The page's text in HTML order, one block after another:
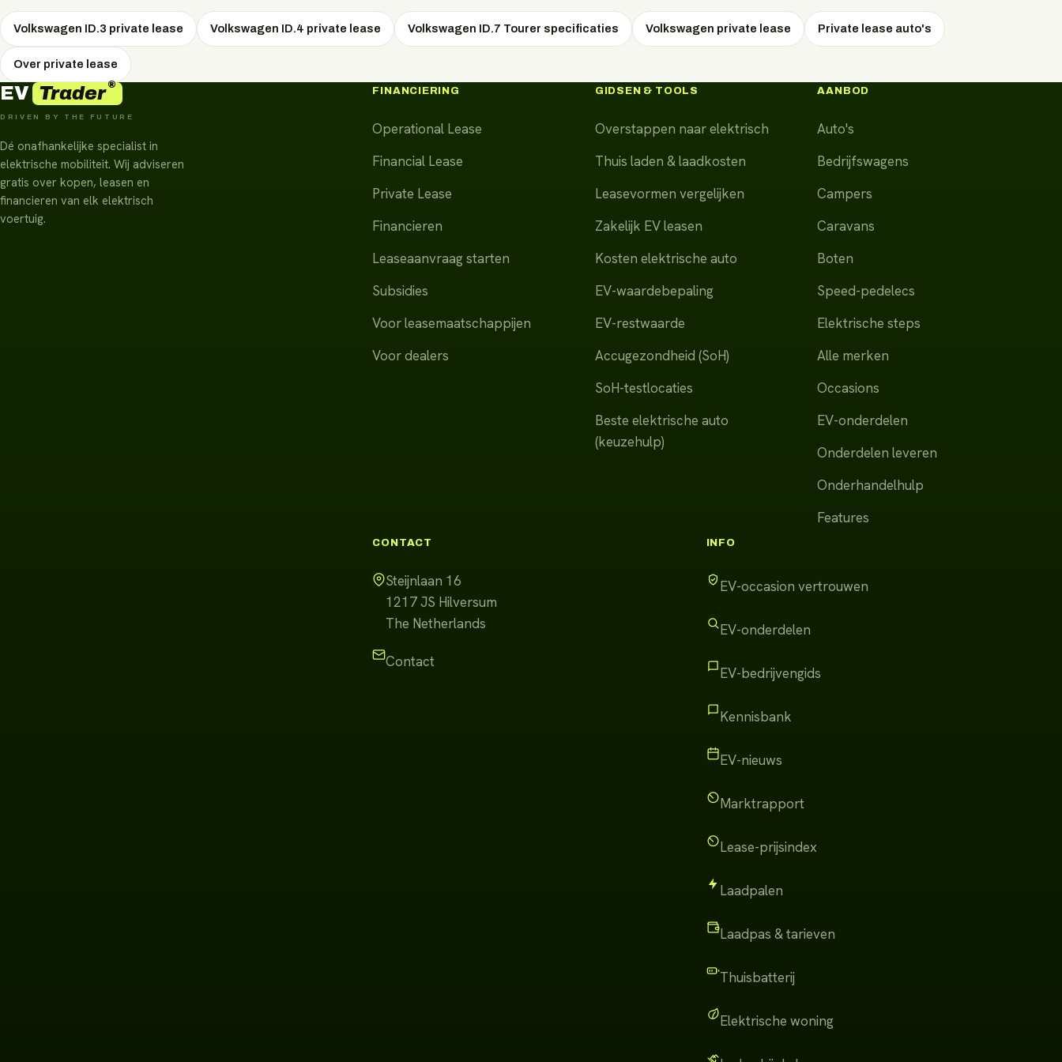
Volkswagen ID.3 private lease Volkswagen ID.4 private lease Volkswagen ID.7 Tourer specificaties Volkswagen private lease Private lease auto's
Over private lease
EV Trader®
DRIVEN BY THE FUTURE
Dé onafhankelijke specialist in
elektrische mobiliteit. Wij adviseren
gratis over kopen, leasen en
financieren van elk elektrisch
voertuig.
FINANCIERING
Operational Lease
Financial Lease
Private Lease
Financieren
Leaseaanvraag starten
Subsidies
Voor leasemaatschappijen
Voor dealers
GIDSEN & TOOLS
Overstappen naar elektrisch
Thuis laden & laadkosten
Leasevormen vergelijken
Zakelijk EV leasen
Kosten elektrische auto
EV-waardebepaling
EV-restwaarde
Accugezondheid (SoH)
SoH-testlocaties
Beste elektrische auto
(keuzehulp)
AANBOD
Auto's
Bedrijfswagens
Campers
Caravans
Boten
Speed-pedelecs
Elektrische steps
Alle merken
Occasions
EV-onderdelen
Onderdelen leveren
Onderhandelhulp
Features
CONTACT
Steijnlaan 16
1217 JS Hilversum
The Netherlands
Contact
INFO
EV-occasion vertrouwen
EV-onderdelen
EV-bedrijvengids
Kennisbank
EV-nieuws
Marktrapport
Lease-prijsindex
Laadpalen
Laadpas & tarieven
Thuisbatterij
Elektrische woning